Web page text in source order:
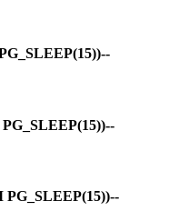
PG_SLEEP(15))--